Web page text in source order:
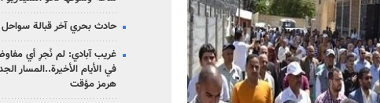
حادث بحري آخر قبالة
غريب آبادي: لم نُجرِ أي
في الأيام الأخيرة..المسار
هرمز مؤقت